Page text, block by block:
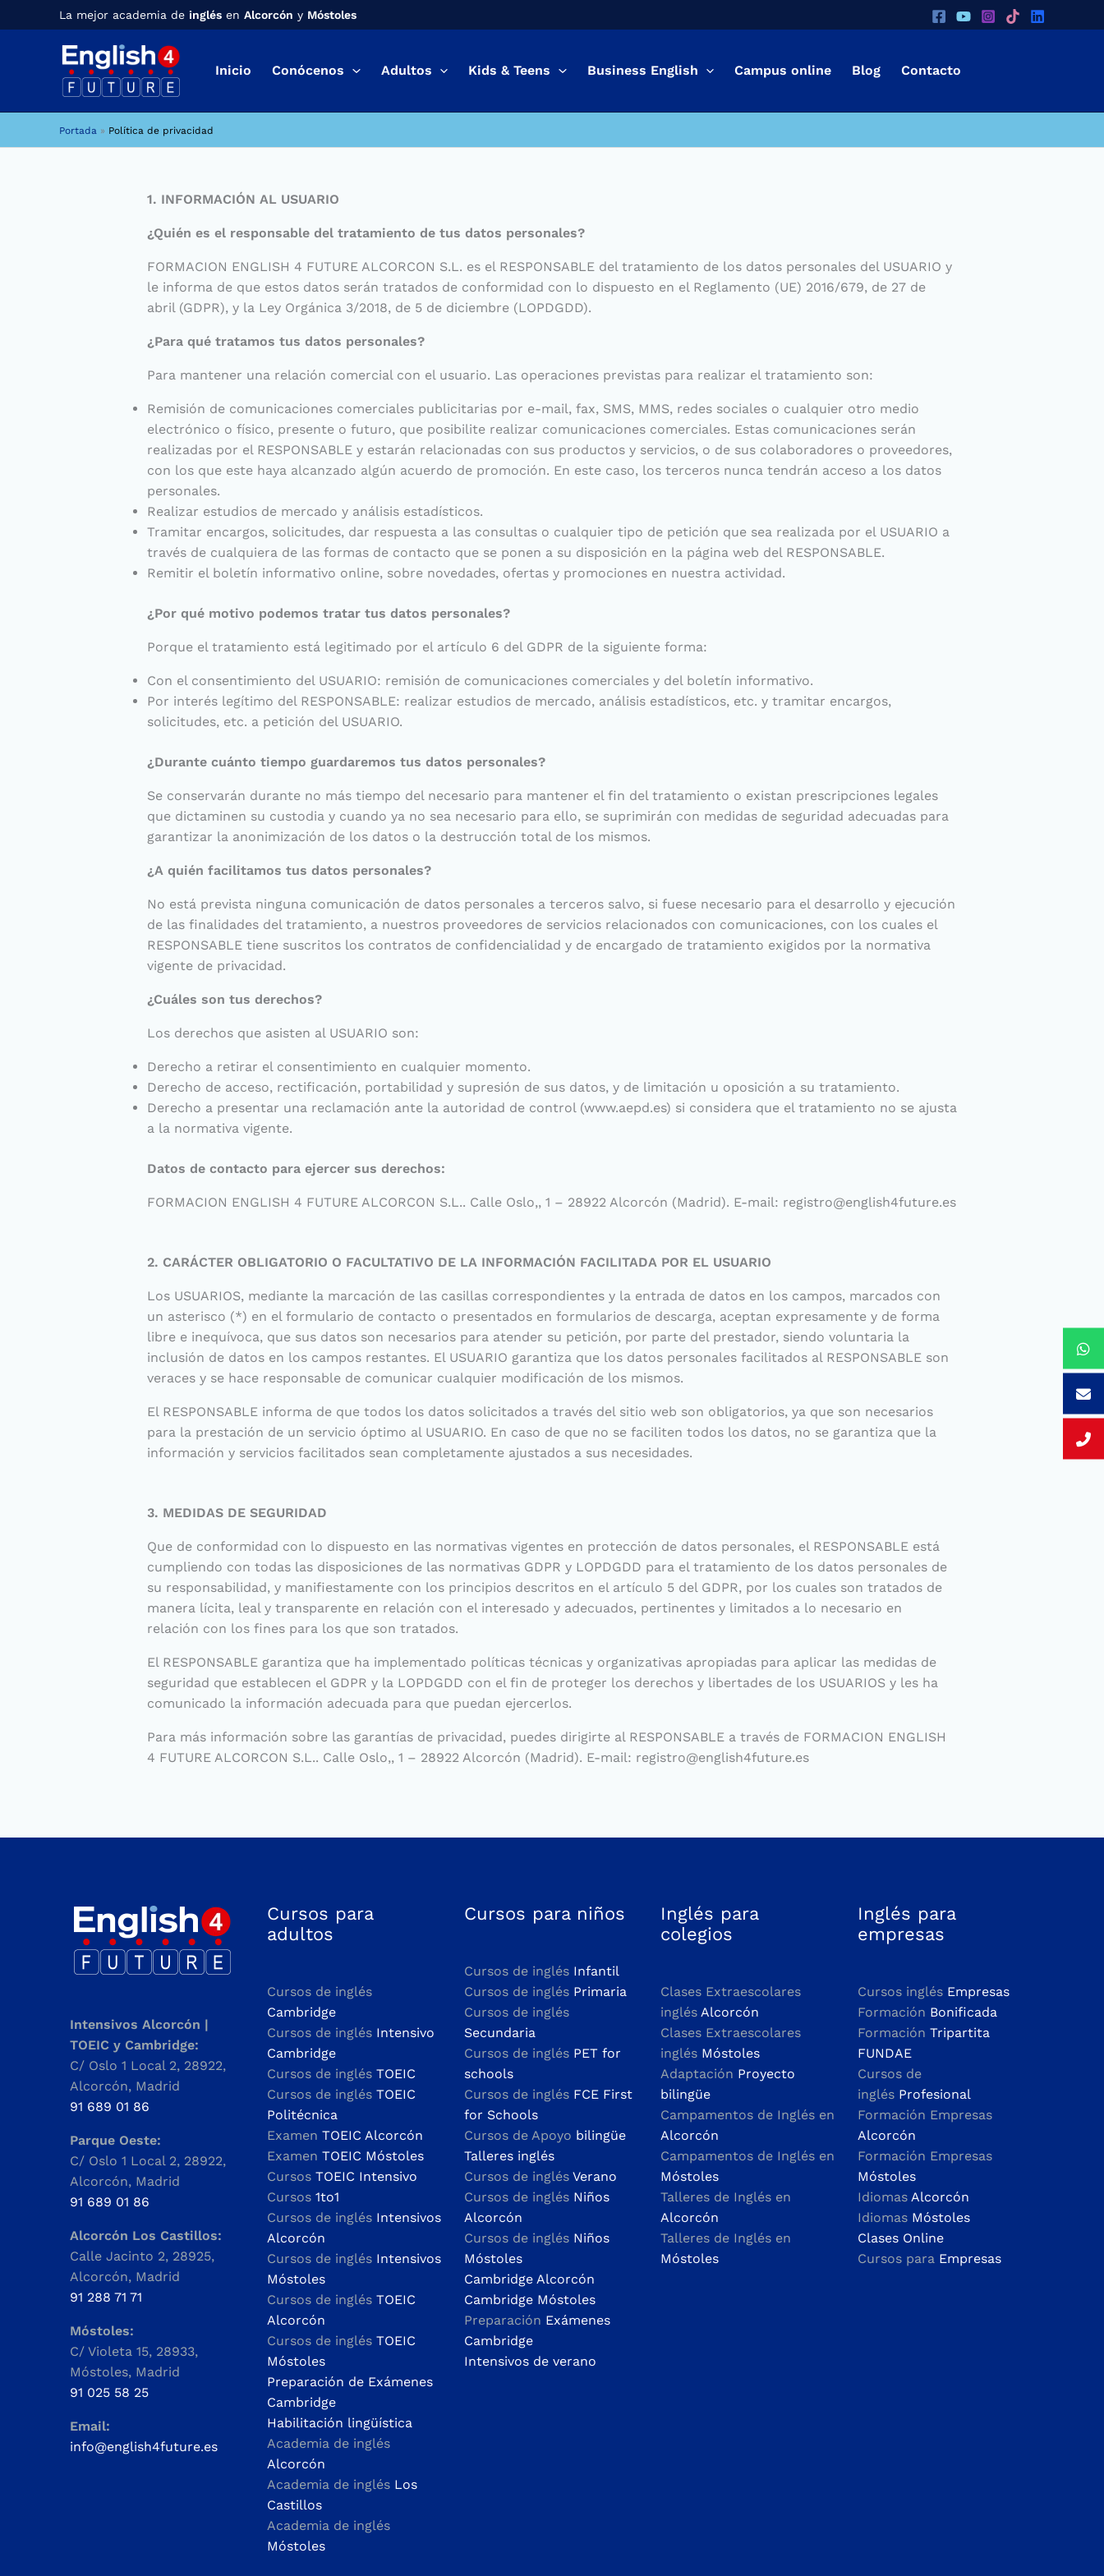
al
contenido
La mejor academia de inglés en Alcorcón y Móstoles
Inicio Conócenos Adultos Kids & Teens Business English Campus online Blog Contacto
Portada » Política de privacidad
1. INFORMACIÓN AL USUARIO
¿Quién es el responsable del tratamiento de tus datos personales?
FORMACION ENGLISH 4 FUTURE ALCORCON S.L. es el RESPONSABLE del tratamiento de los datos personales del USUARIO y
le informa de que estos datos serán tratados de conformidad con lo dispuesto en el Reglamento (UE) 2016/679, de 27 de
abril (GDPR), y la Ley Orgánica 3/2018, de 5 de diciembre (LOPDGDD).
¿Para qué tratamos tus datos personales?
Para mantener una relación comercial con el usuario. Las operaciones previstas para realizar el tratamiento son:
Remisión de comunicaciones comerciales publicitarias por e-mail, fax, SMS, MMS, redes sociales o cualquier otro medio
electrónico o físico, presente o futuro, que posibilite realizar comunicaciones comerciales. Estas comunicaciones serán
realizadas por el RESPONSABLE y estarán relacionadas con sus productos y servicios, o de sus colaboradores o proveedores,
con los que este haya alcanzado algún acuerdo de promoción. En este caso, los terceros nunca tendrán acceso a los datos
personales.
Realizar estudios de mercado y análisis estadísticos.
Tramitar encargos, solicitudes, dar respuesta a las consultas o cualquier tipo de petición que sea realizada por el USUARIO a
través de cualquiera de las formas de contacto que se ponen a su disposición en la página web del RESPONSABLE.
Remitir el boletín informativo online, sobre novedades, ofertas y promociones en nuestra actividad.
¿Por qué motivo podemos tratar tus datos personales?
Porque el tratamiento está legitimado por el artículo 6 del GDPR de la siguiente forma:
Con el consentimiento del USUARIO: remisión de comunicaciones comerciales y del boletín informativo.
Por interés legítimo del RESPONSABLE: realizar estudios de mercado, análisis estadísticos, etc. y tramitar encargos,
solicitudes, etc. a petición del USUARIO.
¿Durante cuánto tiempo guardaremos tus datos personales?
Se conservarán durante no más tiempo del necesario para mantener el fin del tratamiento o existan prescripciones legales
que dictaminen su custodia y cuando ya no sea necesario para ello, se suprimirán con medidas de seguridad adecuadas para
garantizar la anonimización de los datos o la destrucción total de los mismos.
¿A quién facilitamos tus datos personales?
No está prevista ninguna comunicación de datos personales a terceros salvo, si fuese necesario para el desarrollo y ejecución
de las finalidades del tratamiento, a nuestros proveedores de servicios relacionados con comunicaciones, con los cuales el
RESPONSABLE tiene suscritos los contratos de confidencialidad y de encargado de tratamiento exigidos por la normativa
vigente de privacidad.
¿Cuáles son tus derechos?
Los derechos que asisten al USUARIO son:
Derecho a retirar el consentimiento en cualquier momento.
Derecho de acceso, rectificación, portabilidad y supresión de sus datos, y de limitación u oposición a su tratamiento.
Derecho a presentar una reclamación ante la autoridad de control (www.aepd.es) si considera que el tratamiento no se ajusta
a la normativa vigente.
Datos de contacto para ejercer sus derechos:
FORMACION ENGLISH 4 FUTURE ALCORCON S.L.. Calle Oslo,, 1 – 28922 Alcorcón (Madrid). E-mail: registro@english4future.es
2. CARÁCTER OBLIGATORIO O FACULTATIVO DE LA INFORMACIÓN FACILITADA POR EL USUARIO
Los USUARIOS, mediante la marcación de las casillas correspondientes y la entrada de datos en los campos, marcados con
un asterisco (*) en el formulario de contacto o presentados en formularios de descarga, aceptan expresamente y de forma
libre e inequívoca, que sus datos son necesarios para atender su petición, por parte del prestador, siendo voluntaria la
inclusión de datos en los campos restantes. El USUARIO garantiza que los datos personales facilitados al RESPONSABLE son
veraces y se hace responsable de comunicar cualquier modificación de los mismos.
El RESPONSABLE informa de que todos los datos solicitados a través del sitio web son obligatorios, ya que son necesarios
para la prestación de un servicio óptimo al USUARIO. En caso de que no se faciliten todos los datos, no se garantiza que la
información y servicios facilitados sean completamente ajustados a sus necesidades.
3. MEDIDAS DE SEGURIDAD
Que de conformidad con lo dispuesto en las normativas vigentes en protección de datos personales, el RESPONSABLE está
cumpliendo con todas las disposiciones de las normativas GDPR y LOPDGDD para el tratamiento de los datos personales de
su responsabilidad, y manifiestamente con los principios descritos en el artículo 5 del GDPR, por los cuales son tratados de
manera lícita, leal y transparente en relación con el interesado y adecuados, pertinentes y limitados a lo necesario en
relación con los fines para los que son tratados.
El RESPONSABLE garantiza que ha implementado políticas técnicas y organizativas apropiadas para aplicar las medidas de
seguridad que establecen el GDPR y la LOPDGDD con el fin de proteger los derechos y libertades de los USUARIOS y les ha
comunicado la información adecuada para que puedan ejercerlos.
Para más información sobre las garantías de privacidad, puedes dirigirte al RESPONSABLE a través de FORMACION ENGLISH
4 FUTURE ALCORCON S.L.. Calle Oslo,, 1 – 28922 Alcorcón (Madrid). E-mail: registro@english4future.es
Intensivos Alcorcón |
TOEIC y Cambridge:
C/ Oslo 1 Local 2, 28922,
Alcorcón, Madrid
91 689 01 86
Parque Oeste:
C/ Oslo 1 Local 2, 28922,
Alcorcón, Madrid
91 689 01 86
Alcorcón Los Castillos:
Calle Jacinto 2, 28925,
Alcorcón, Madrid
91 288 71 71
Móstoles:
C/ Violeta 15, 28933,
Móstoles, Madrid
91 025 58 25
Email:
info@english4future.es
Cursos para
adultos
Cursos de inglés
Cambridge
Cursos de inglés Intensivo
Cambridge
Cursos de inglés TOEIC
Cursos de inglés TOEIC
Politécnica
Examen TOEIC Alcorcón
Examen TOEIC Móstoles
Cursos TOEIC Intensivo
Cursos 1to1
Cursos de inglés Intensivos
Alcorcón
Cursos de inglés Intensivos
Móstoles
Cursos de inglés TOEIC
Alcorcón
Cursos de inglés TOEIC
Móstoles
Preparación de Exámenes
Cambridge
Habilitación lingüística
Academia de inglés
Alcorcón
Academia de inglés Los
Castillos
Academia de inglés
Móstoles
Cursos para niños
Cursos de inglés Infantil
Cursos de inglés Primaria
Cursos de inglés
Secundaria
Cursos de inglés PET for
schools
Cursos de inglés FCE First
for Schools
Cursos de Apoyo bilingüe
Talleres inglés
Cursos de inglés Verano
Cursos de inglés Niños
Alcorcón
Cursos de inglés Niños
Móstoles
Cambridge Alcorcón
Cambridge Móstoles
Preparación Exámenes
Cambridge
Intensivos de verano
Inglés para
colegios
Clases Extraescolares
inglés Alcorcón
Clases Extraescolares
inglés Móstoles
Adaptación Proyecto
bilingüe
Campamentos de Inglés en
Alcorcón
Campamentos de Inglés en
Móstoles
Talleres de Inglés en
Alcorcón
Talleres de Inglés en
Móstoles
Inglés para
empresas
Cursos inglés Empresas
Formación Bonificada
FormaciónTripartita
FUNDAE
Cursos de
inglés Profesional
Formación Empresas
Alcorcón
Formación Empresas
Móstoles
Idiomas Alcorcón
Idiomas Móstoles
Clases Online
Cursos para Empresas